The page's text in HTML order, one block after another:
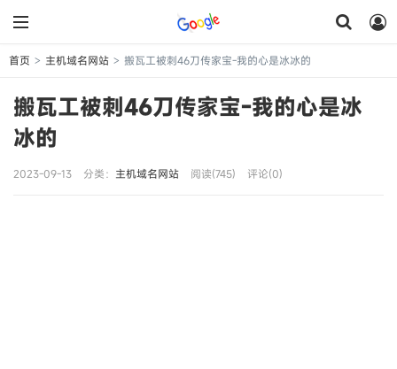
首页 > 主机域名网站 > 搬瓦工被刺46刀传家宝-我的心是冰冰的
搬瓦工被刺46刀传家宝-我的心是冰
冰的
2023-09-13 分类： 主机域名网站 阅读(745) 评论(0)